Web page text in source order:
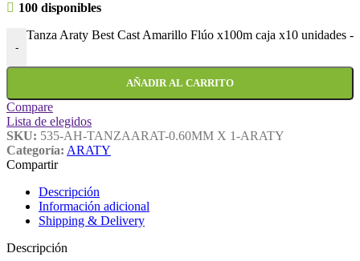
100 disponibles
-
Tanza Araty Best Cast Amarillo Flúo x100m caja x10 unidades
AÑADIR AL CARRITO
Compare
Lista de elegidos
SKU: 535-AH-TANZAARAT-0.60MM X 1-ARATY
Categoría: ARATY
Compartir
Descripción
Información adicional
Shipping & Delivery
Descripción